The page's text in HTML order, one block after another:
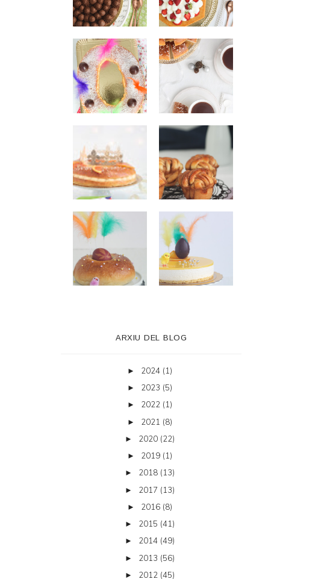
ARXIU DEL BLOG
► 2024 (1)
► 2023 (5)
► 2022 (1)
► 2021 (8)
► 2020 (22)
► 2019 (1)
► 2018 (13)
► 2017 (13)
► 2016 (8)
► 2015 (41)
► 2014 (49)
► 2013 (56)
► 2012 (45)